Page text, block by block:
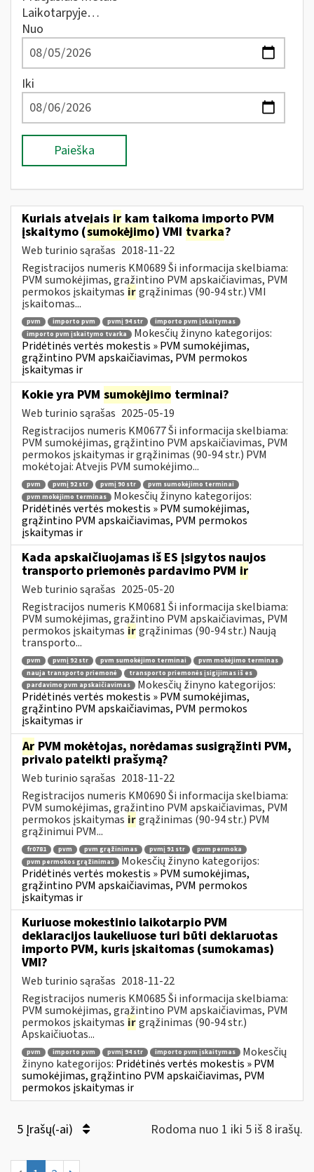
Laikotarpyje…
Nuo
Iki
Paieška
Kuriais atvejais ir kam taikoma importo PVM
įskaitymo (sumokėjimo) VMI tvarka?
Web turinio sąrašas 2018-11-22
Registracijos numeris KM0689 Ši informacija skelbiama:
PVM sumokėjimas, grąžintino PVM apskaičiavimas, PVM
permokos įskaitymas irgrąžinimas (90-94 str.) VMI
įskaitomas...
pvm importo pvm pvmį 94 str
importo pvm įskaitymas
importo pvm įskaitymo tvarka
Mokesčių žinyno kategorijos:
Pridėtinės vertės mokestis » PVM sumokėjimas,
grąžintino PVM apskaičiavimas, PVM permokos
įskaitymas ir
Kokie yra PVM sumokėjimo terminai?
Web turinio sąrašas 2025-05-19
Registracijos numeris KM0677 Ši informacija skelbiama:
PVM sumokėjimas, grąžintino PVM apskaičiavimas, PVM
permokos įskaitymas ir grąžinimas (90-94 str.) PVM
mokėtojai: Atvejis PVM sumokėjimo...
pvm pvmį 92 str pvmį 90 str
pvm sumokėjimo terminai
pvm mokėjimo terminas
Mokesčių žinyno kategorijos:
Pridėtinės vertės mokestis » PVM sumokėjimas,
grąžintino PVM apskaičiavimas, PVM permokos
įskaitymas ir
Kada apskaičiuojamas iš ES įsigytos naujos
transporto priemonės pardavimo PVM ir
Web turinio sąrašas 2025-05-20
Registracijos numeris KM0681 Ši informacija skelbiama:
PVM sumokėjimas, grąžintino PVM apskaičiavimas, PVM
permokos įskaitymas irgrąžinimas (90-94 str.) Naują
transporto...
pvm pvmį 92 str pvm sumokėjimo terminai
pvm mokėjimo terminas
nauja transporto priemonė
transporto priemonės įsigijimas iš es
pardavimo pvm apskaičiavimas
Mokesčių žinyno kategorijos:
Pridėtinės vertės mokestis » PVM sumokėjimas,
grąžintino PVM apskaičiavimas, PVM permokos
įskaitymas ir
Ar PVM mokėtojas, norėdamas susigrąžinti PVM,
privalo pateikti prašymą?
Web turinio sąrašas 2018-11-22
Registracijos numeris KM0690 Ši informacija skelbiama:
PVM sumokėjimas, grąžintino PVM apskaičiavimas, PVM
permokos įskaitymas irgrąžinimas (90-94 str.) PVM
grąžinimui PVM...
fr0781 pvm pvm grąžinimas pvmį 91 str
pvm permoka
pvm permokos grąžinimas
Mokesčių žinyno kategorijos:
Pridėtinės vertės mokestis » PVM sumokėjimas,
grąžintino PVM apskaičiavimas, PVM permokos
įskaitymas ir
Kuriuose mokestinio laikotarpio PVM
deklaracijos laukeliuose turi būti deklaruotas
importo PVM, kuris įskaitomas (sumokamas)
VMI?
Web turinio sąrašas 2018-11-22
Registracijos numeris KM0685 Ši informacija skelbiama:
PVM sumokėjimas, grąžintino PVM apskaičiavimas, PVM
permokos įskaitymas irgrąžinimas (90-94 str.)
Apskaičiuotas...
pvm importo pvm pvmį 94 str importo pvm įskaitymas
Mokesčių
žinyno kategorijos: Pridėtinės vertės mokestis » PVM
sumokėjimas, grąžintino PVM apskaičiavimas, PVM
permokos įskaitymas ir
5 Įrašų(-ai) Rodoma nuo 1 iki 5 iš 8 irašų.